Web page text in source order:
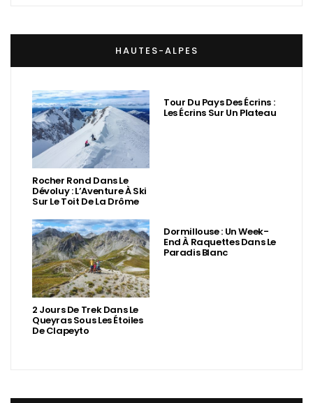
HAUTES-ALPES
Rocher Rond Dans Le
Dévoluy : L’Aventure À Ski
Sur Le Toit De La Drôme
Tour Du Pays Des Écrins :
Les Écrins Sur Un Plateau
2 Jours De Trek Dans Le
Queyras Sous Les Étoiles
De Clapeyto
Dormillouse : Un Week-
End À Raquettes Dans Le
Paradis Blanc